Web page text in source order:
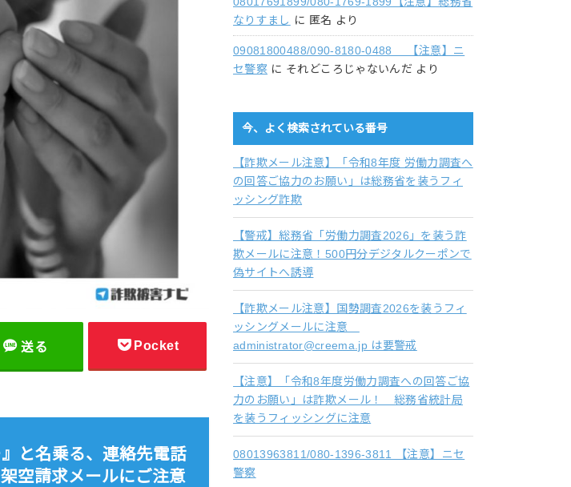
送る Pocket
と名乗る、連絡先電話
空請求メールにご注意
なりすまし に 匿名 より
09081800488/090-8180-0488 【注意】ニ
セ警察 に それどころじゃないんだ より
今、よく検索されている番号
【詐欺メール注意】「令和8年度 労働力調査へ
の回答ご協力のお願い」は総務省を装うフィ
ッシング詐欺
【警戒】総務省「労働力調査2026」を装う詐
欺メールに注意！500円分デジタルクーポンで
偽サイトへ誘導
【詐欺メール注意】国勢調査2026を装うフィ
ッシングメールに注意
administrator@creema.jp は要警戒
【注意】「令和8年度労働力調査への回答ご協
力のお願い」は詐欺メール！ 総務省統計局
を装うフィッシングに注意
08013963811/080-1396-3811 【注意】ニセ
警察